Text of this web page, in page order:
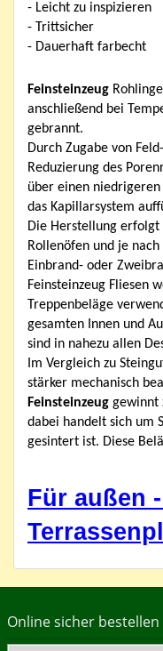
- Leicht zu inspizieren
- Trittsicher
- Dauerhaft farbecht
Feinsteinzeug
anschließend bei
gebrannt.
Durch Zugabe von
Reduzierung des
über einen
das Kapillarsystem
Die Herstellung
Rollenöfen und je
Einbrand- oder
Feinsteinzeug Fliesen
Treppenbeläge
gesamten Innen und
sind in nahezu allen
Im Vergleich zu
stärker mechanisch
Feinsteinzeug gewinnt
dabei handelt sich um
gesintert ist. Diese
Für außen
Online sicher bestellen